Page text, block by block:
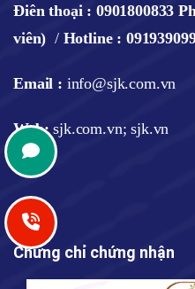
Điên thoại : 0901800833
viên) / Hotline :
Email : info@sjk.com.vn
Web:sjk.com.vn; sjk.vn
Chứng chỉ chứng nhận